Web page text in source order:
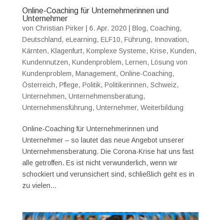
Online-Coaching für Unternehmerinnen und
Unternehmer
von Christian Pirker| 6. Apr. 2020 | Blog, Coaching,
Deutschland, eLearning, ELF10, Führung, Innovation,
Kärnten, Klagenfurt, Komplexe Systeme, Krise, Kunden,
Kundennutzen, Kundenproblem, Lernen, Lösung von
Kundenproblem, Management, Online-Coaching,
Österreich, Pflege, Politik, Politikerinnen, Schweiz,
Unternehmen, Unternehmensberatung,
Unternehmensführung, Unternehmer, Weiterbildung
Online-Coaching für Unternehmerinnen und
Unternehmer – so lautet das neue Angebot unserer
Unternehmensberatung. Die Corona-Krise hat uns fast
alle getroffen. Es ist nicht verwunderlich, wenn wir
schockiert und verunsichert sind, schließlich geht es in
zu vielen...